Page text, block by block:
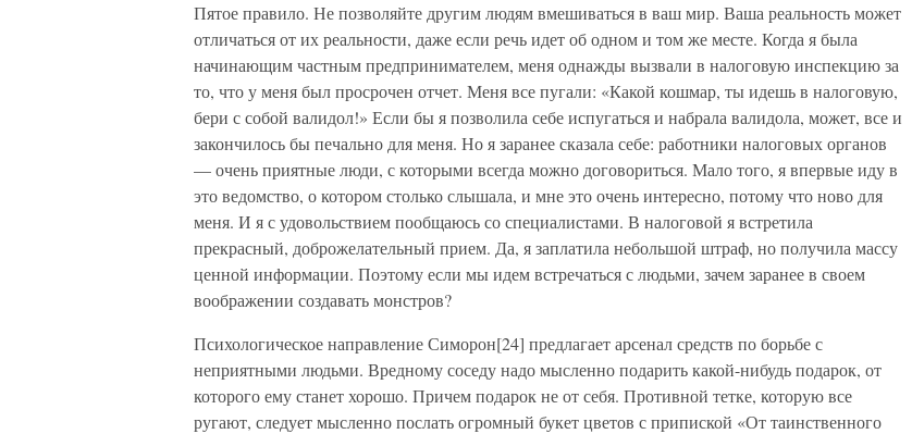
Пятое правило. Не позволяйте другим людям вмешиваться в ваш мир. Ваша реальность может
отличаться от их реальности, даже если речь идет об одном и том же месте. Когда я была
начинающим частным предпринимателем, меня однажды вызвали в налоговую инспекцию за
то, что у меня был просрочен отчет. Меня все пугали: «Какой кошмар, ты идешь в налоговую,
бери с собой валидол!» Если бы я позволила себе испугаться и набрала валидола, может, все и
закончилось бы печально для меня. Но я заранее сказала себе: работники налоговых органов
— очень приятные люди, с которыми всегда можно договориться. Мало того, я впервые иду в
это ведомство, о котором столько слышала, и мне это очень интересно, потому что ново для
меня. И я с удовольствием пообщаюсь со специалистами. В налоговой я встретила
прекрасный, доброжелательный прием. Да, я заплатила небольшой штраф, но получила массу
ценной информации. Поэтому если мы идем встречаться с людьми, зачем заранее в своем
воображении создавать монстров?
Психологическое направление Симорон[24] предлагает арсенал средств по борьбе с
неприятными людьми. Вредному соседу надо мысленно подарить какой-нибудь подарок, от
которого ему станет хорошо. Причем подарок не от себя. Противной тетке, которую все
ругают, следует мысленно послать огромный букет цветов с припиской «От таинственного